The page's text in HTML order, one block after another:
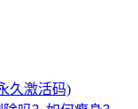
久激活码)